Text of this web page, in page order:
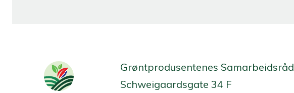
Grøntprodusentenes Samarbeidsråd
Schweigaardsgate 34 F